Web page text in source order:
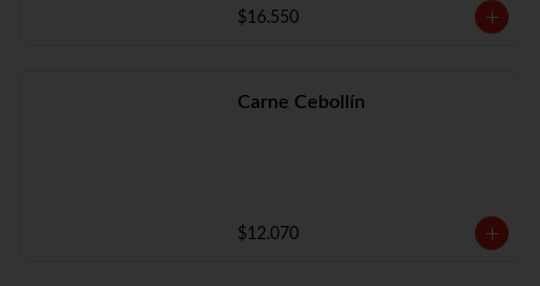
$16.550
Carne Cebollín
$12.070